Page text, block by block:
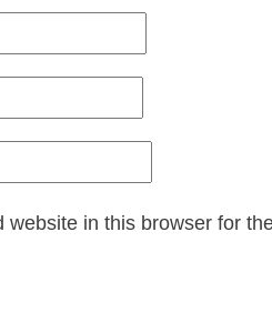
website in this browser for